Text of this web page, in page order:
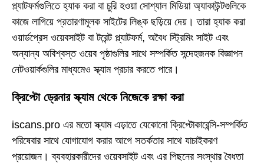
প্ল্যাটফর্মগুলিতে হ্যাক করা বা চুরি হওয়া সোশ্যাল মিডিয়া অ্যাকাউন্টগুলিকে
কাজে লাগিয়ে প্রতারণামূলক সাইটের লিঙ্ক ছড়িয়ে দেয়। তারা হ্যাক করা
ওয়ার্ডপ্রেস ওয়েবসাইট বা টরেন্ট প্ল্যাটফর্ম, অবৈধ স্ট্রিমিং সাইট এবং
অন্যান্য অবিশ্বস্ত ওয়েব পৃষ্ঠাগুলির সাথে সম্পর্কিত সন্দেহজনক বিজ্ঞাপন
নেটওয়ার্কগুলির মাধ্যমেও স্ক্যাম প্রচার করতে পারে।
ক্রিপ্টো ড্রেনার স্ক্যাম থেকে নিজেকে রক্ষা করা
iscans.pro এর মতো স্ক্যাম এড়াতে যেকোনো ক্রিপ্টোকারেন্সি-সম্পর্কিত
পরিষেবার সাথে যোগাযোগ করার আগে সতর্কতার সাথে যাচাইকরণ
প্রয়োজন। ব্যবহারকারীদের ওয়েবসাইট এবং এর পিছনের সংস্থার বৈধতা